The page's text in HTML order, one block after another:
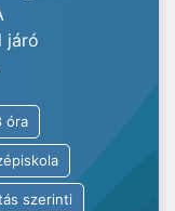
járó
óra
szerinti